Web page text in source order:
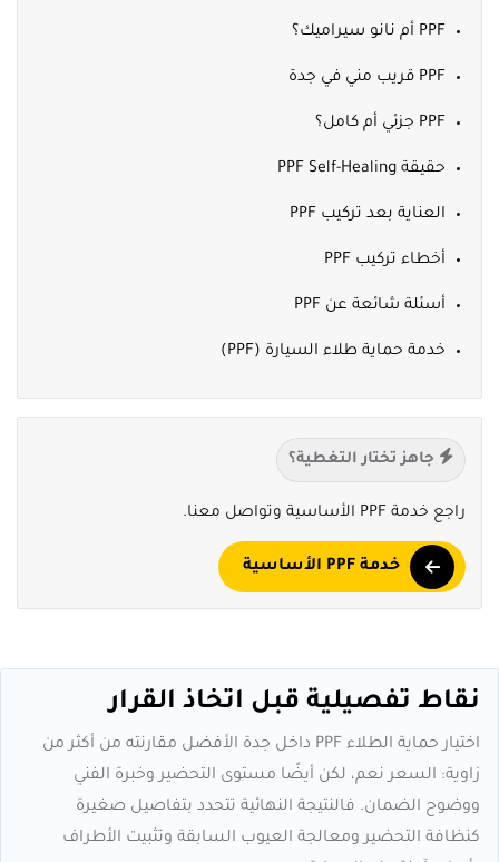
PPF أم نانو سيراميك؟
PPF قريب مني في جدة
PPF جزئي أم كامل؟
حقيقة PPF Self-Healing
العناية بعد تركيب PPF
أخطاء تركيب PPF
أسئلة شائعة عن PPF
خدمة حماية طلاء السيارة (PPF)
جاهز تختار التغطية؟
راجع خدمة PPF الأساسية وتواصل معنا.
خدمة PPF الأساسية
نقاط تفصيلية قبل اتخاذ القرار
اختيار حماية الطلاء PPF داخل جدة الأفضل مقارنته من أكثر من
زاوية: السعر نعم، لكن أيضًا مستوى التحضير وخبرة الفني
ووضوح الضمان. فالنتيجة النهائية تتحدد بتفاصيل صغيرة
كنظافة التحضير ومعالجة العيوب السابقة وتثبيت الأطراف